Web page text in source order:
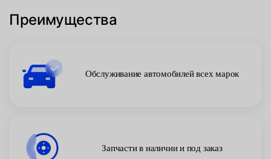
Преимущества
Обслуживание автомобилей всех марок
Запчасти в наличии и под заказ